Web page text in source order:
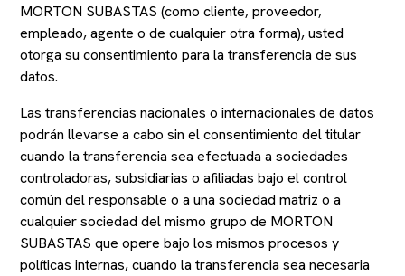
MORTON SUBASTAS (como cliente, proveedor,
empleado, agente o de cualquier otra forma), usted
otorga su consentimiento para la transferencia de sus
datos.
Las transferencias nacionales o internacionales de datos
podrán llevarse a cabo sin el consentimiento del titular
cuando la transferencia sea efectuada a sociedades
controladoras, subsidiarias o afiliadas bajo el control
común del responsable o a una sociedad matriz o a
cualquier sociedad del mismo grupo de MORTON
SUBASTAS que opere bajo los mismos procesos y
políticas internas, cuando la transferencia sea necesaria